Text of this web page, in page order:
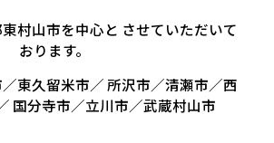
村山市を中心と させていただいて
おります。
東久留米市／ 所沢市／清瀬市／西
国分寺市／立川市／武蔵村山市